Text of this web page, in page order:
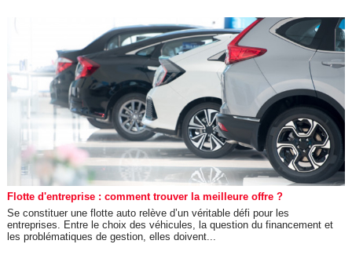
Flotte d'entreprise : comment trouver la meilleure offre ?
Se constituer une flotte auto relève d’un véritable défi pour les
entreprises. Entre le choix des véhicules, la question du financement et
les problématiques de gestion, elles doivent...